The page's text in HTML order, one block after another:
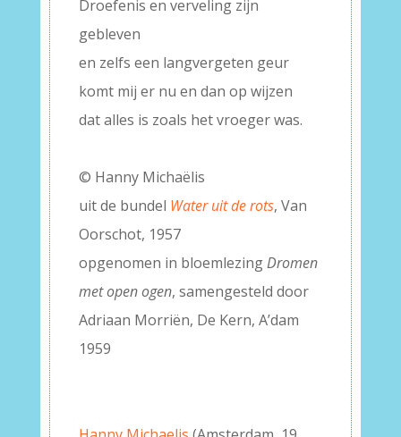
Droefenis en verveling zijn
gebleven
en zelfs een langvergeten geur
komt mij er nu en dan op wijzen
dat alles is zoals het vroeger was.
© Hanny Michaëlis
uit de bundel Water uit de rots, Van
Oorschot, 1957
opgenomen in bloemlezingDromen
met open ogen, samengesteld door
Adriaan Morriën, De Kern, A’dam
1959